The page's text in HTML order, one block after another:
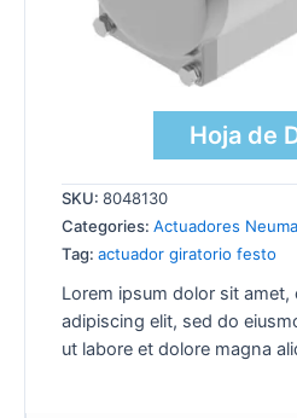
Hoja de
SKU: 8048130
Categories: Actuadores
Tag: actuador giratorio festo
Lorem ipsum dolor sit
adipiscing elit, sed do
ut labore et dolore magna